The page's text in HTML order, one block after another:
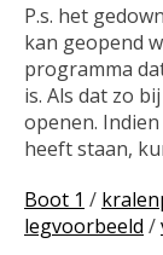
P.s. het
kan geopend
programma
is. Als dat zo
openen.
heeft staan,
Boot 1 /
legvoorbeeld /